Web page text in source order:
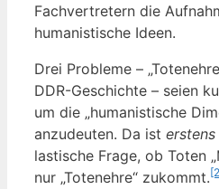
Fach­ver­tre­tern die
huma­nis­ti­sche Ideen.
Drei Pro­ble­me –
DDR-Geschich­te – sei­en
um die „huma­nis­ti­sche
anzu­deu­ten. Da ist ers­tens
las­ti­sche Fra­ge, ob Toten
nur „Toten­eh­re“ zukommt.